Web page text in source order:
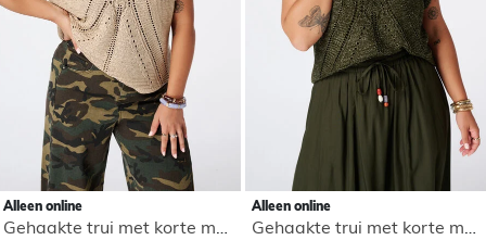
Alleen online
Gehaakte trui met korte mouwen
Alleen online
Gehaakte trui met korte mouwen